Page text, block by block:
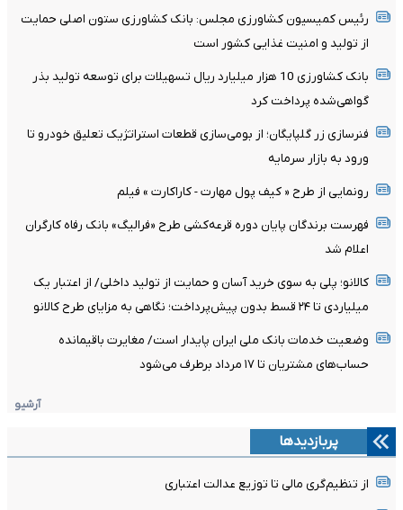
رئیس کمیسیون کشاورزی مجلس: بانک کشاورزی ستون اصلی حمایت
از تولید و امنیت غذایی کشور است
بانک کشاورزی 10 هزار میلیارد ریال تسهیلات برای توسعه تولید بذر
گواهی‌شده پرداخت کرد
فنرسازی زر گلپایگان؛ از بومی‌سازی قطعات استراتژیک تعلیق خودرو تا
ورود به بازار سرمایه
رونمایی از طرح « کیف پول مهارت - کاراکارت » فیلم
فهرست برندگان پایان دوره قرعه‌کشی طرح «فرالیگ» بانک رفاه کارگران
اعلام شد
کالانو؛ پلی به سوی خرید آسان و حمایت از تولید داخلی/ از اعتبار یک
میلیاردی تا ۲۴ قسط بدون پیش‌پرداخت؛ نگاهی به مزایای طرح کالانو
وضعیت خدمات بانک ملی ایران پایدار است/ مغایرت‌ باقیمانده
حساب‌های مشتریان تا ۱۷ مرداد برطرف می‌شود
آرشیو
پربازدیدها
از تنظیم‌گری مالی تا توزیع عدالت اعتباری